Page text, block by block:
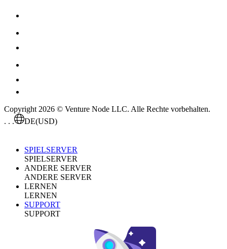
Copyright 2026 © Venture Node LLC. Alle Rechte vorbehalten.
. . .
DE(USD)
SPIELSERVER
SPIELSERVER
ANDERE SERVER
ANDERE SERVER
LERNEN
LERNEN
SUPPORT
SUPPORT